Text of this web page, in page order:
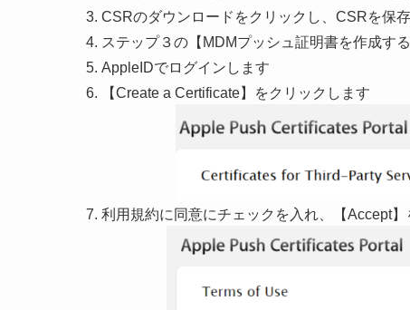
CSRのダウンロードをクリックし、CSRを保
ステップ３の【MDMプッシュ証明書を作成す
AppleIDでログインします
【Create a Certificate】をクリックします
利用規約に同意にチェックを入れ、【Accept】